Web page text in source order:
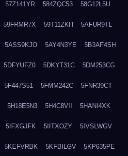
57Z141YR 584ZQC53 58G12L5U
59FRMR7X 59T11ZKH 5AFUR9TL
5ASS9KJO 5AY4N3YE 5B3AF4SH
5DFYUFZ0 5DKYT31C 5DM253CG
5F447S51 5FMM242C 5FNR39CT
5H18E5N3 5H4C8VII 5HANI4XK
5IFXGJFK 5IITXOZY 5IVSLWGV
5KEFVRBK 5KFBILGV 5KP635PE